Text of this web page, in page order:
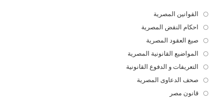
القوانين المصرية
in
a
new
tab
احكام النقض المصرية
a
new
صيغ العقود المصرية
in
a
new
المواضيع القانونية المصرية
inالتعريفات و الدفوع القانونية
صحف الدعاوى المصرية
قانون مصر